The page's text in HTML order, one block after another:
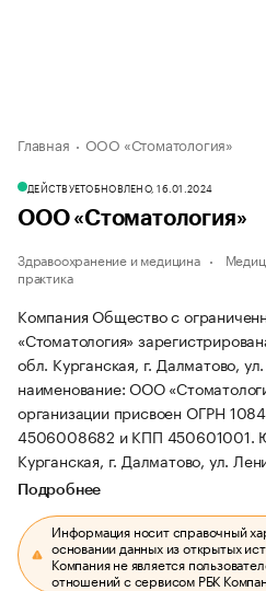
Главная ООО «Стоматология»
ДЕЙСТВУЕТОБНОВЛЕНО, 16.01.2024
ООО «Стоматология»
Здравоохранение и медицина
практика
Компания Общество с
«Стоматология»
обл. Курганская, г. Далматово,
наименование: ООО
организации присвоен ОГРН
4506008682 и КПП 450601001.
Курганская, г. Далматово, ул.
Подробнее
Информация носит справочный
основании данных из открытых
Компания не является
отношений с сервисом РБК